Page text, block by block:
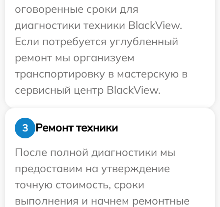
оговоренные сроки для
диагностики техники BlackView.
Если потребуется углубленный
ремонт мы организуем
транспортировку в мастерскую в
сервисный центр BlackView.
3
Ремонт техники
После полной диагностики мы
предоставим на утверждение
точную стоимость, сроки
выполнения и начнем ремонтные